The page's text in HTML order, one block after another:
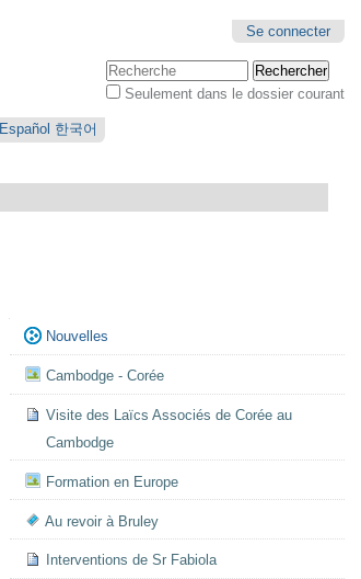
Se connecter
Chercher par
Seulement dans le dossier courant
Español 한국어
Navigation
Nouvelles
Cambodge - Corée
Visite des Laïcs Associés de Corée au
Cambodge
Formation en Europe
Au revoir à Bruley
Interventions de Sr Fabiola